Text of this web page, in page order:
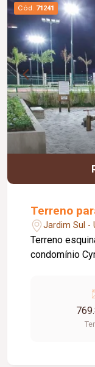
Cód. 71241
Terreno
Jardim Sul -
Terreno